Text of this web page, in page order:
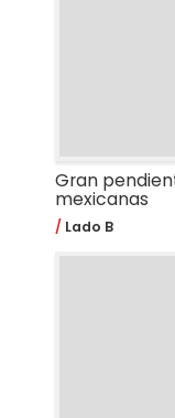
Gran
mexicanas
Lado B